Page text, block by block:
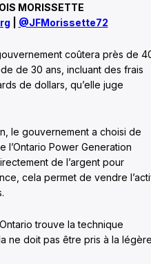
MORISSETTE
@JFMorissette72
coûtera près de
de 30 ans, incluant des frais
de dollars, qu’elle juge
le gouvernement a choisi de
Power Generation
de l’argent pour
cela permet de vendre
trouve la technique
ne doit pas être pris à la